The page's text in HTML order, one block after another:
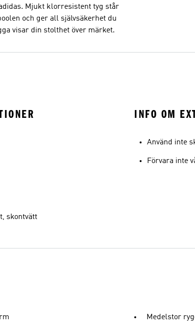
Mjukt klorresistent tyg står
och ger all självsäkerhet du
visar din stolthet över märket.
skontvätt
INFO OM
Använd inte
Förvara inte
Medelstor